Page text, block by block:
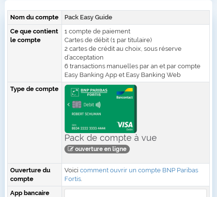
Nom du compte
Pack Easy Guide
Ce que contient
le compte
1 compte de paiement
Cartes de débit (1 par titulaire)
2 cartes de crédit au choix, sous réserve
d’acceptation
6 transactions manuelles par an et par compte
Easy Banking App et Easy Banking Web
Type de compte
Pack de compte à vue
ouverture en ligne
Ouverture du
compte
Voici comment ouvrir un compte BNP Paribas
Fortis
App bancaire